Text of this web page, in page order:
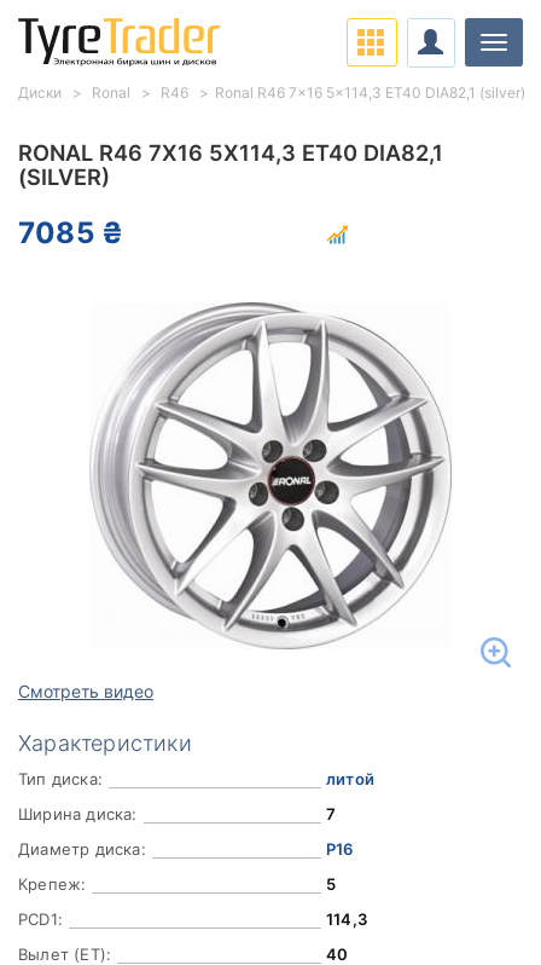
RONAL R46 7X16 5X114,3 ET40 DIA82,1
(SILVER)
7085 ₴
Смотреть видео
Характеристики
Тип диска:
литой
Ширина диска:
7
Диаметр диска:
Р16
Крепеж:
5
PCD1:
114,3
Вылет (ET):
40
Диски Ronal R46 Ronal R46 7x16 5x114,3 ET40 DIA82,1 (silver)